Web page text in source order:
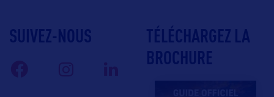
SUIVEZ-NOUS
TÉLÉCHARGEZ LA
BROCHURE